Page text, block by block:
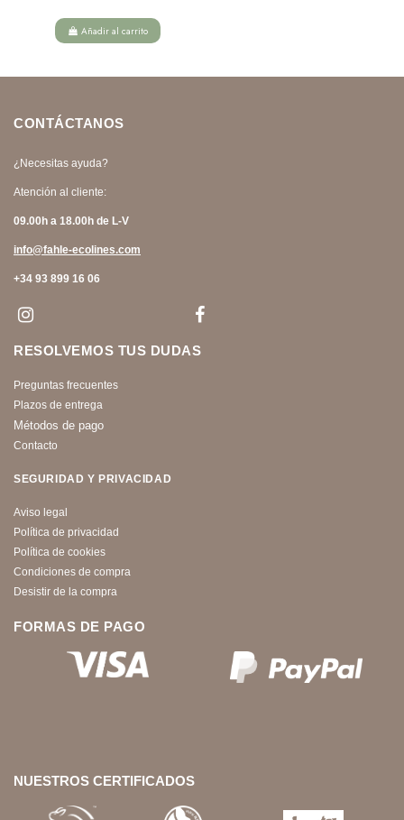
Añadir al carrito
CONTÁCTANOS
¿Necesitas ayuda?
Atención al cliente:
09.00h a 18.00h de L-V
info@fahle-ecolines.com
+34 93 899 16 06
RESOLVEMOS TUS DUDAS
Preguntas frecuentes
Plazos de entrega
Métodos de pago
Contacto
SEGURIDAD Y PRIVACIDAD
Aviso legal
Política de privacidad
Política de cookies
Condiciones de compra
Desistir de la compra
FORMAS DE PAGO
NUESTROS CERTIFICADOS